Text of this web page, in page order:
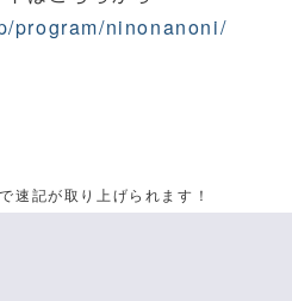
program/ninonanoni/
速記が取り上げられます！